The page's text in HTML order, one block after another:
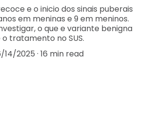
e o inicio dos sinais puberais
em meninas e 9 em meninos.
o que e variante benigna
o tratamento no SUS.
14/2025 16 min read